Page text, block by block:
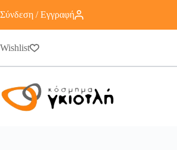
Σύνδεση / Εγγραφή
Wishlist